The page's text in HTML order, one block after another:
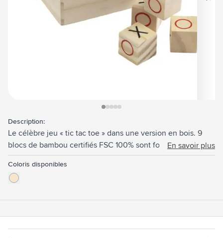
Description:
Le célèbre jeu « tic tac toe » dans une version en bois. 9
blocs de bambou certifiés FSC 100% sont fournis en forme
de cercles et de croix. Qui réalisera la première rangée de
trois formes identiques ? Un jeu amusant pour petits et
grands. Les blocs sont rangés dans une boîte pratique en
En savoir plus
Coloris disponibles